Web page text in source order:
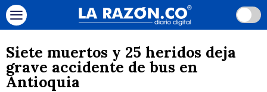
Siete muertos y 25 heridos deja
grave accidente de bus en
Antioquia